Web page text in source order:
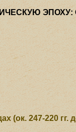
(ок. 247-220 гг.